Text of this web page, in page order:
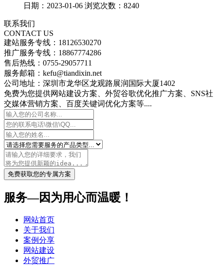
日期：2023-01-06 浏览次数：8240
联系我们
CONTACT US
建站服务专线：18126530270
推广服务专线：18867774286
售后热线：0755-29057711
服务邮箱：kefu@tiandixin.net
公司地址：深圳市龙华区龙观路展润国际大厦1402
免费为您提供网站建设方案、外贸谷歌优化推广方案、SNS社
交媒体营销方案、百度关键词优化方案等....
免费获取您的专属方案
服务—因为用心而温暖！
网站首页
关于我们
案例分享
网站建设
外贸推广